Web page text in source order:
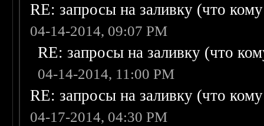
RE: запросы на заливку (что
04-14-2014, 09:07 PM
RE: запросы на заливку (что
04-14-2014, 11:00 PM
RE: запросы на заливку (что
04-17-2014, 04:30 PM